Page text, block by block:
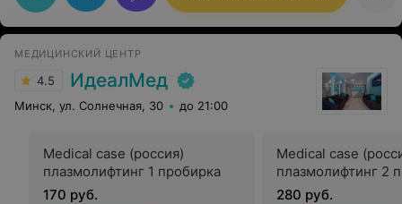
МЕДИЦИНСКИЙ ЦЕНТР
4.5 ИдеалМед
Минск, ул. Солнечная, 30 до 21:00
Medical case (россия)
плазмолифтинг 1 пробирка
170 руб.
Medical case
плазмолифтинг 2
280 руб.